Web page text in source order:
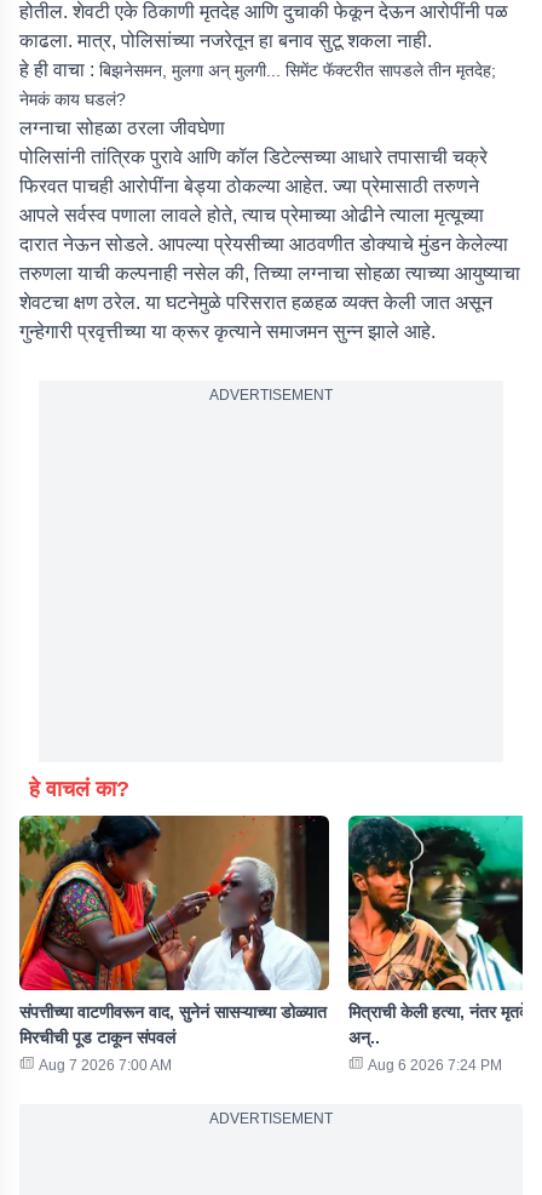
होतील. शेवटी एके ठिकाणी मृतदेह आणि दुचाकी फेकून देऊन आरोपींनी पळ
काढला. मात्र, पोलिसांच्या नजरेतून हा बनाव सुटू शकला नाही.
हे ही वाचा : बिझनेसमन, मुलगा अन् मुलगी... सिमेंट फॅक्टरीत सापडले तीन मृतदेह;
नेमकं काय घडलं?
लग्नाचा सोहळा ठरला जीवघेणा
पोलिसांनी तांत्रिक पुरावे आणि कॉल डिटेल्सच्या आधारे तपासाची चक्रे
फिरवत पाचही आरोपींना बेड्या ठोकल्या आहेत. ज्या प्रेमासाठी तरुणने
आपले सर्वस्व पणाला लावले होते, त्याच प्रेमाच्या ओढीने त्याला मृत्यूच्या
दारात नेऊन सोडले. आपल्या प्रेयसीच्या आठवणीत डोक्याचे मुंडन केलेल्या
तरुणला याची कल्पनाही नसेल की, तिच्या लग्नाचा सोहळा त्याच्या आयुष्याचा
शेवटचा क्षण ठरेल. या घटनेमुळे परिसरात हळहळ व्यक्त केली जात असून
गुन्हेगारी प्रवृत्तीच्या या क्रूर कृत्याने समाजमन सुन्न झाले आहे.
ADVERTISEMENT
हे वाचलं का?
संपत्तीच्या वाटणीवरून वाद, सुनेनं सासऱ्याच्या डोळ्यात
मिरचीची पूड टाकून संपवलं
Aug 7 2026 7:00 AM
मित्राची केली हत्या, नंतर
अन्..
Aug 6 2026 7:24 PM
ADVERTISEMENT